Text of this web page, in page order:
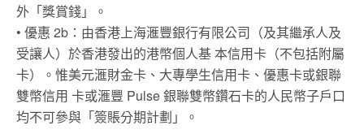
外「獎賞錢」。
• 優惠 2b：由香港上海滙豐銀⾏有限公司（及其繼承⼈及
受讓⼈）於香港發出的港幣個⼈基 本信⽤卡（不包括附屬
卡）。惟美元滙財⾦卡、⼤專學⽣信⽤卡、優惠卡或銀聯
雙幣信⽤ 卡或滙豐 Pulse 銀聯雙幣鑽⽯卡的⼈⺠幣⼦⼾⼝
均不可參與「簽賬分期計劃」。